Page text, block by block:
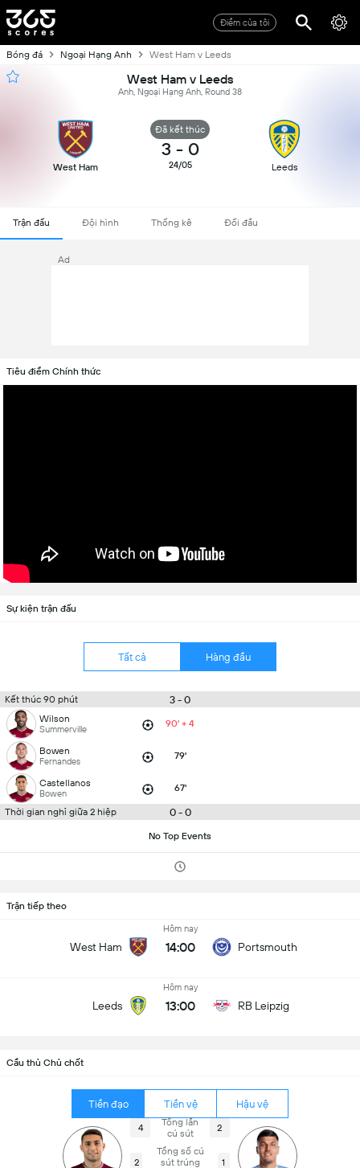
Điểm của tôi
Bóng đá Ngoại Hạng Anh West Ham v Leeds
West Ham v Leeds
Anh, Ngoại Hạng Anh, Round 38
West Ham
Đã kết thúc
3 - 0
24/05 Leeds
Trận đấu Đội hình Thống kê Đối đầu
Ad
Tiêu điểm Chính thức
Sự kiện trận đấu
Tất cả Hàng đầu
Kết thúc 90 phút 3 - 0
Wilson
Summerville 90' + 4
Bowen
Fernandes 79'
Castellanos
Bowen 67'
Thời gian nghỉ giữa 2 hiệp 0 - 0
No Top Events
Trận tiếp theo
West Ham
Hôm nay
14:00 Portsmouth
Leeds
Hôm nay
13:00 RB Leipzig
Cầu thủ Chủ chốt
Tiền đạo Tiền vệ Hậu vệ
4
Tổng lần
cú sút
2
2
Tổng số cú
sút trúng
1